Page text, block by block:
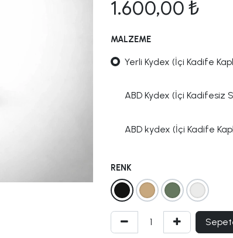
1.600,00 ₺
MALZEME
Yerli Kydex (İçi Kadife
ABD Kydex (İçi Kadifesiz
ABD kydex (İçi Kadife
RENK